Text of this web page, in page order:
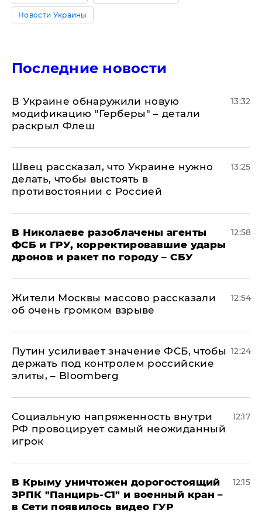
Новости Украины
Последние новости
В Украине обнаружили новую
модификацию "Герберы" – детали
раскрыл Флеш
13:32
Швец рассказал, что Украине нужно
делать, чтобы выстоять в
противостоянии с Россией
13:25
В Николаеве разоблачены агенты
ФСБ и ГРУ, корректировавшие удары
дронов и ракет по городу – СБУ
12:58
Жители Москвы массово рассказали
об очень громком взрыве
12:54
Путин усиливает значение ФСБ, чтобы
держать под контролем российские
элиты, – Bloomberg
12:24
Социальную напряженность внутри
РФ провоцирует самый неожиданный
игрок
12:17
В Крыму уничтожен дорогостоящий
ЗРПК "Панцирь-С1" и военный кран –
в Сети появилось видео ГУР
12:15